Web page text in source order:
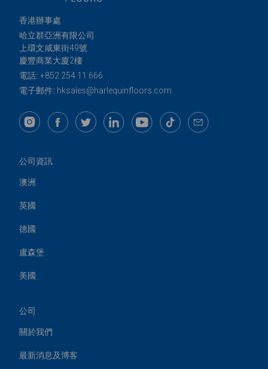
香港辦事處
哈立群亞洲有限公司
上環文咸東街49號
慶豐商業大廈2樓
電話: +852 254 11 666
電子郵件: hksales@harlequinfloors.com
公司資訊
澳洲
英國
德國
盧森堡
美國
公司
關於我們
最新消息及博客